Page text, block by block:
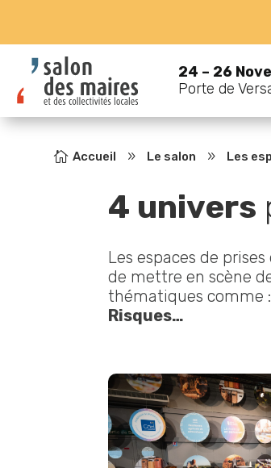
24 – 26
Porte de
 Accueil 9 Le salon 9 Les
4 univers
Les espaces de
de mettre en scène
thématiques comme :
Risques…